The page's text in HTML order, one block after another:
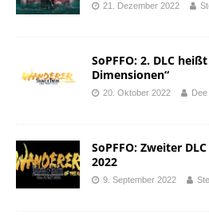
21. Dezember 2022
SoPFFO: 2. DLC
Dimensionen“
20. Oktober 2022 Dee
SoPFFO: Zweiter
2022
9. September 2022